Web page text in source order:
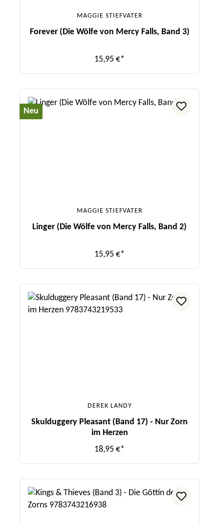
MAGGIE STIEFVATER
Forever (Die Wölfe von Mercy Falls, Band 3)
15,95 €*
Neu
MAGGIE STIEFVATER
Linger (Die Wölfe von Mercy Falls, Band 2)
15,95 €*
DEREK LANDY
Skulduggery Pleasant (Band 17) - Nur Zorn
im Herzen
18,95 €*